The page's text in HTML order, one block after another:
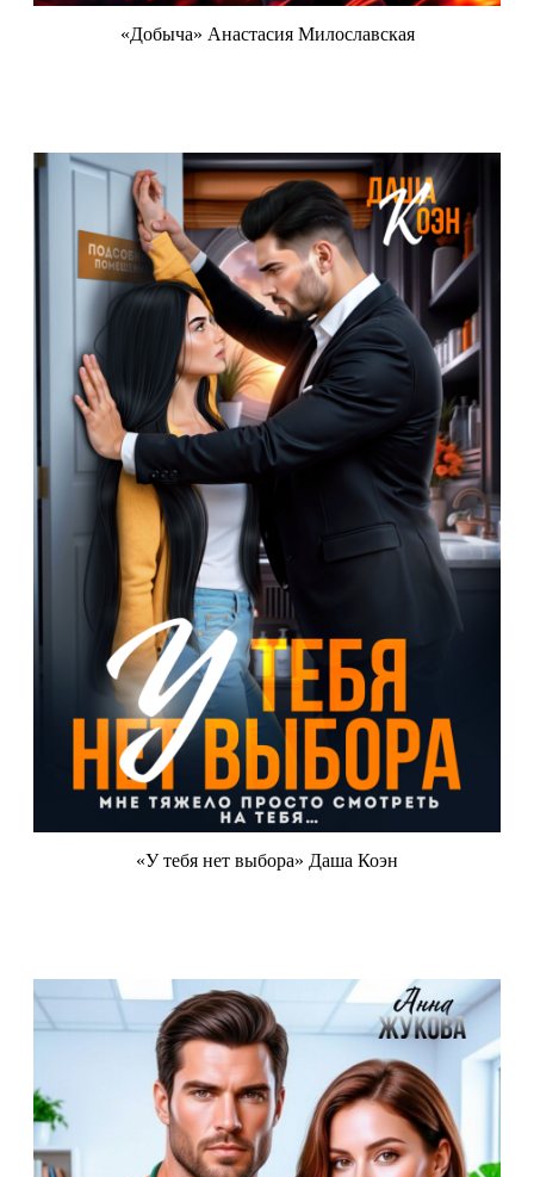
«Добыча» Анастасия Милославская
«У тебя нет выбора» Даша Коэн